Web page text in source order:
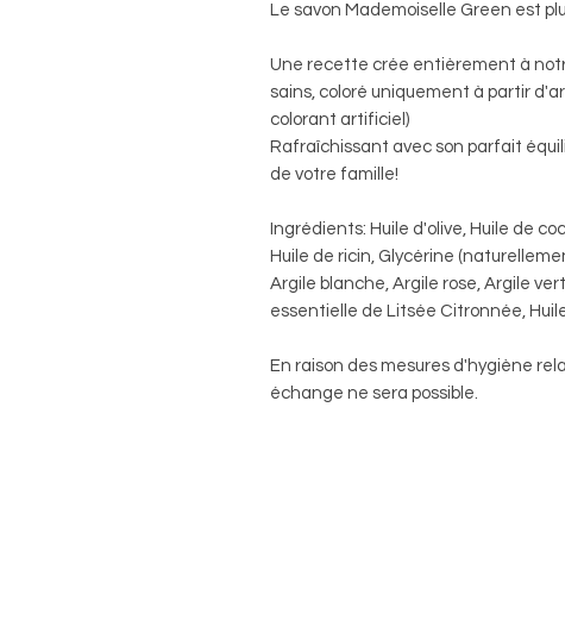
Le savon Mademoiselle Green est
Une recette crée entièrement à
sains, coloré uniquement à partir
colorant artificiel)
Rafraîchissant avec son parfait
de votre famille!
Ingrédients: Huile d'olive, Huile de
Huile de ricin, Glycérine
Argile blanche, Argile rose, Argile
essentielle de Litsée Citronnée,
En raison des mesures d'hygiène
échange ne sera possible.